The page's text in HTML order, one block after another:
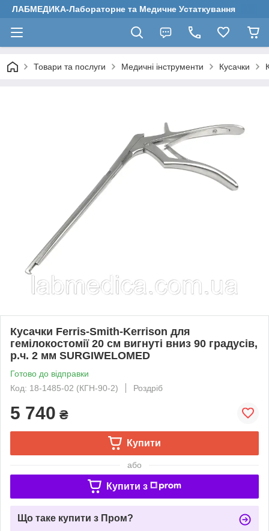
ЛАБМЕДИКА-Лабораторне та Медичне Устаткування
Товари та послуги Медичні інструменти Кусачки
Кусачки Ferris-Smith-Kerrison для
гемілокостомії 20 см вигнуті вниз 90 градусів,
р.ч. 2 мм SURGIWELOMED
Готово до відправки
Код: 18-1485-02 (КГН-90-2)
Роздріб
5 740 ₴
Купити
або
Купити з
Що таке купити з Пром?